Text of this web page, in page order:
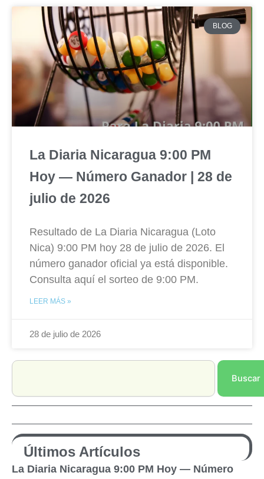
BLOG
La Diaria Nicaragua 9:00 PM
Hoy — Número Ganador | 28 de
julio de 2026
Resultado de La Diaria Nicaragua (Loto
Nica) 9:00 PM hoy 28 de julio de 2026. El
número ganador oficial ya está disponible.
Consulta aquí el sorteo de 9:00 PM.
LEER MÁS »
28 de julio de 2026
Search
Buscar
Últimos Artículos
La Diaria Nicaragua 9:00 PM Hoy — Número